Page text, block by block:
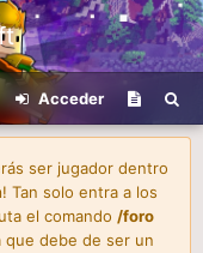
Acceder
ser jugador dentro
! Tan solo entra a los
el comando /foro
debe de ser un